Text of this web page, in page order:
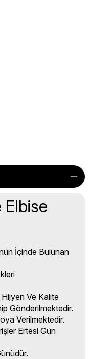
Elbise
İçinde Bulunan
Ve Kalite
Gönderilmektedir.
Verilmektedir.
Ertesi Gün